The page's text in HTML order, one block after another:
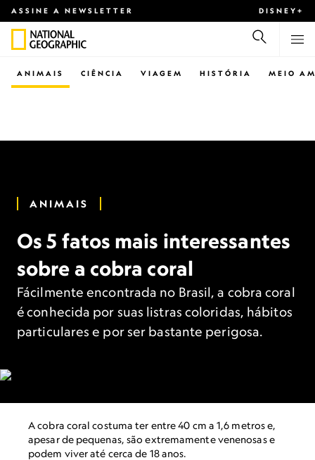
ASSINE A NEWSLETTER DISNEY+
CIÊNCIA VIAGEM
ANIMAIS HISTÓRIA MEIO
ANIMAIS
Os 5 fatos mais interessantes
sobre a cobra coral
Fácilmente encontrada no Brasil, a cobra coral
é conhecida por suas listras coloridas, hábitos
particulares e por ser bastante perigosa.
A cobra coral costuma ter entre 40 cm a 1,6 metros e,
apesar de pequenas, são extremamente venenosas e
podem viver até cerca de 18 anos.